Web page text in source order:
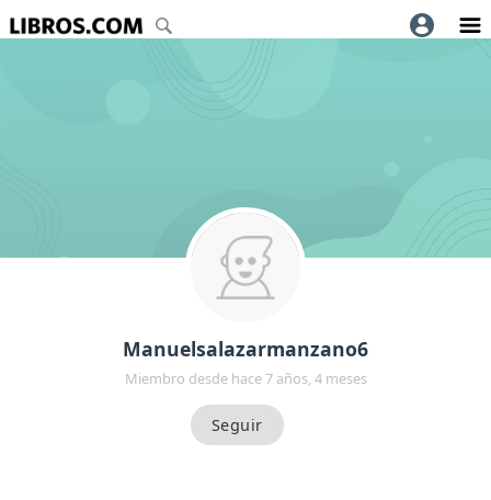
Manuelsalazarmanzano6
Miembro desde hace 7 años, 4 meses